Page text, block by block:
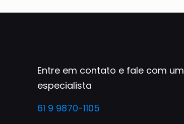
Entre em contato e fale com um
especialista
61 9 9870-1105